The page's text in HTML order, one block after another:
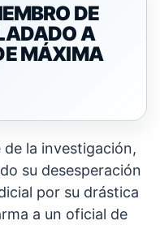
DE
A
MÁXIMA
la investigación,
su desesperación
por su drástica
a un oficial de